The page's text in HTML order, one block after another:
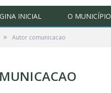
INICIAL O MUNICÍPIO
» Autor comunicacao